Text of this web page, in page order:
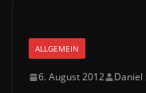
ALLGEMEIN
6. August 2012 Daniel